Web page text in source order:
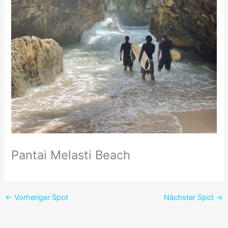
Pantai Melasti Beach
← Vorheriger Spot Nächster Spot →